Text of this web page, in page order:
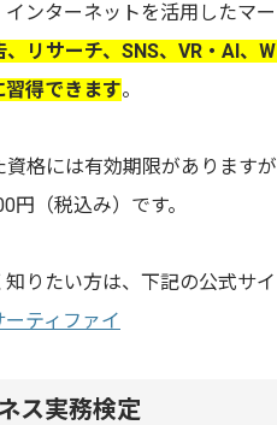
ンターネットを活用したマ
リサーチ、SNS、VR・AI、
得できます。
格には有効期限があります
円（税込み）です。
りたい方は、下記の公式サ
ティファイ
ス実務検定